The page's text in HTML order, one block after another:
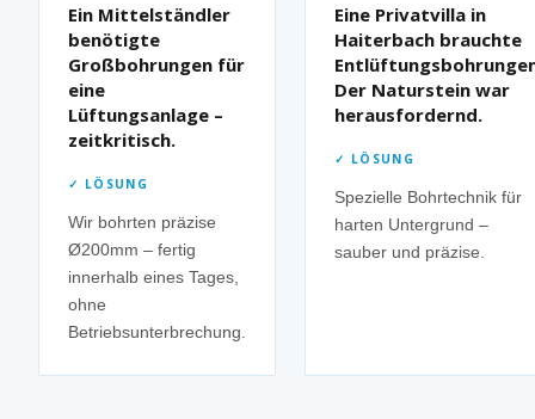
Ein Mittelständler
benötigte
Großbohrungen für
eine
Lüftungsanlage –
zeitkritisch.
✓ LÖSUNG
Wir bohrten präzise
Ø200mm – fertig
innerhalb eines Tages,
ohne
Betriebsunterbrechung.
Eine Privatvilla in
Haiterbach brauchte
Der Naturstein war
herausfordernd.
✓ LÖSUNG
Spezielle Bohrtechnik für
harten Untergrund –
sauber und präzise.